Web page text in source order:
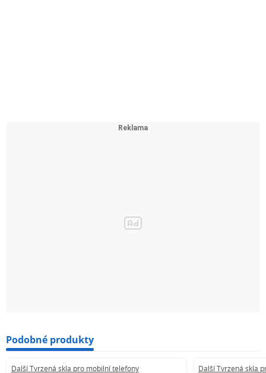
Podobné produkty
Další Tvrzená skla pro mobilní telefony Další Tvrzená skla